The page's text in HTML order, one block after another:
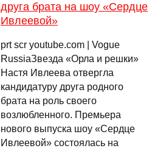
друга брата на шоу «Сердце
Ивлеевой»
prt scr youtube.com | Vogue
RussiaЗвезда «Орла и решки»
Настя Ивлеева отвергла
кандидатуру друга родного
брата на роль своего
возлюбленного. Премьера
нового выпуска шоу «Сердце
Ивлеевой» состоялась на